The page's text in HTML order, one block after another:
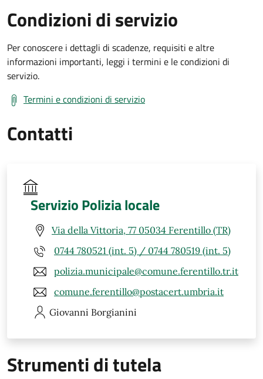
Condizioni di servizio
Per conoscere i dettagli di scadenze, requisiti e altre
informazioni importanti, leggi i termini e le condizioni di
servizio.
Termini e condizioni di servizio
Contatti
Servizio Polizia locale
Via della Vittoria, 77 05034 Ferentillo (TR)
0744 780521 (int. 5) / 0744 780519 (int. 5)
polizia.municipale@comune.ferentillo.tr.it
comune.ferentillo@postacert.umbria.it
Giovanni Borgianini
Strumenti di tutela